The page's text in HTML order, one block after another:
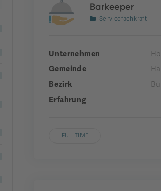
Barkeeper
Servicefachkraft
Unternehmen
Gemeinde
Bezirk
Erfahrung
FULLTIME